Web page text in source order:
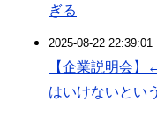
ぎる
2025-08-22
【企業説明会
はいけないとい